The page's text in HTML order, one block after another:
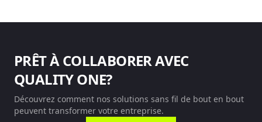
PRÊT À COLLABORER AVEC
QUALITY ONE?
Découvrez comment nos solutions sans fil de bout en bout
peuvent transformer votre entreprise.